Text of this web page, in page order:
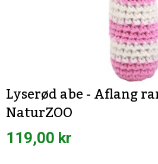
Lyserød abe - Aflang
NaturZOO
119,00 kr